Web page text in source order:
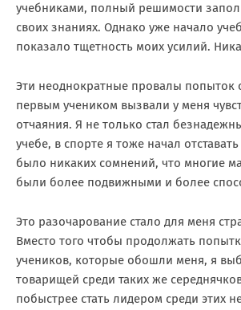
учебниками, полный решимости
своих знаниях. Однако уже начало
показало тщетность моих усилий.
Эти неоднократные провалы попыток
первым учеником вызвали у меня
отчаяния. Я не только стал
учебе, в спорте я тоже начал
было никаких сомнений, что многие
были более подвижными и более
Это разочарование стало для меня
Вместо того чтобы продолжать
учеников, которые обошли меня, я
товарищей среди таких же
побыстрее стать лидером среди этих